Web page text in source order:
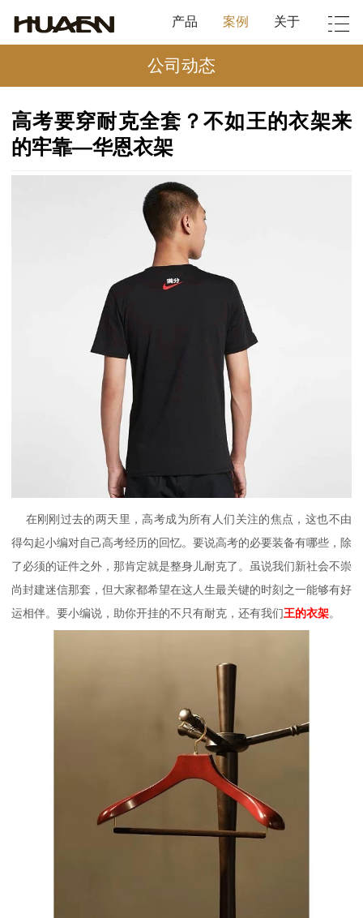
产品 案例 关于
公司动态
高考要穿耐克全套？不如王的衣架来
的牢靠—华恩衣架
在刚刚过去的两天里，高考成为所有人们关注的焦点，这也不由
得勾起小编对自己高考经历的回忆。要说高考的必要装备有哪些，除
了必须的证件之外，那肯定就是整身儿耐克了。虽说我们新社会不崇
尚封建迷信那套，但大家都希望在这人生最关键的时刻之一能够有好
运相伴。要小编说，助你开挂的不只有耐克，还有我们 王的衣架。